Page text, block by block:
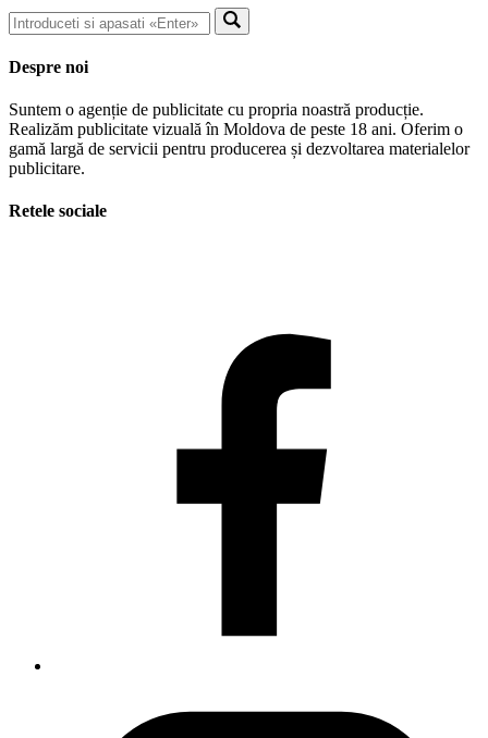
Despre noi
Suntem o agenție de publicitate cu propria noastră producție.
Realizăm publicitate vizuală în Moldova de peste 18 ani. Oferim o
gamă largă de servicii pentru producerea și dezvoltarea materialelor
publicitare.
Retele sociale